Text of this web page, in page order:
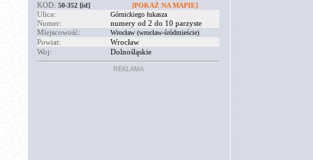
KOD: 50-352 [id] [POKAŻ NA MAPIE]
Ulica: Górnickiego łukasza
Numer:
numery od 2 do 10 parzyste
Miejscowość:
Wrocław (wrocław-śródmieście)
Powiat:
Wrocław
Woj:
Dolnośląskie
REKLAMA